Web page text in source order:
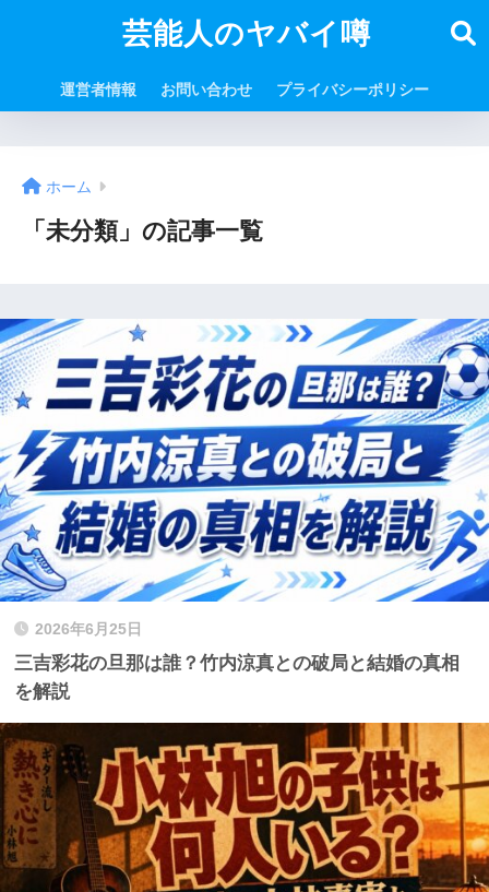
芸能人のヤバイ噂
運営者情報 お問い合わせ プライバシーポリシー
ホーム
「未分類」の記事一覧
2026年6月25日
三吉彩花の旦那は誰？竹内涼真との破局と結婚の真相
を解説